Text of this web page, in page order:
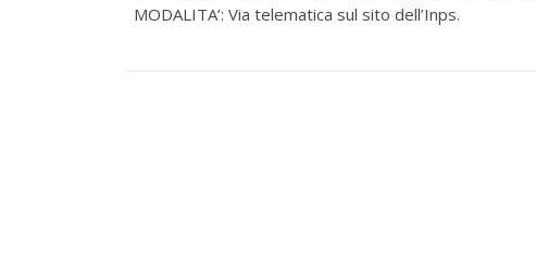
MODALITA’: Via telematica sul sito dell’Inps.